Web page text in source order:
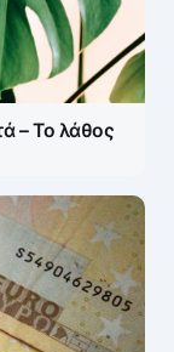
– Το λάθος